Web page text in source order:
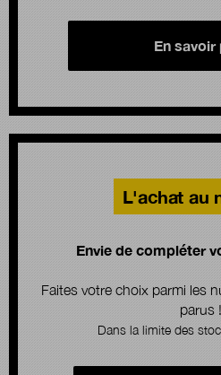
En savoir
L'achat au
Envie de compléter
Faites votre choix parmi les
parus !
Dans la limite des